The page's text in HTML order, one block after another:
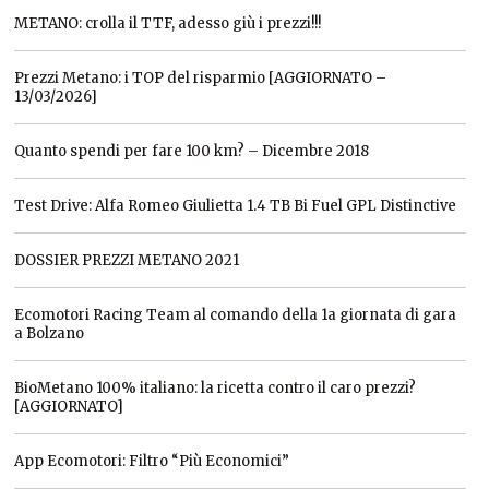
METANO: crolla il TTF, adesso giù i prezzi!!!
Prezzi Metano: i TOP del risparmio [AGGIORNATO –
13/03/2026]
Quanto spendi per fare 100 km? – Dicembre 2018
Test Drive: Alfa Romeo Giulietta 1.4 TB Bi Fuel GPL Distinctive
DOSSIER PREZZI METANO 2021
Ecomotori Racing Team al comando della 1a giornata di gara
a Bolzano
BioMetano 100% italiano: la ricetta contro il caro prezzi?
[AGGIORNATO]
App Ecomotori: Filtro “Più Economici”